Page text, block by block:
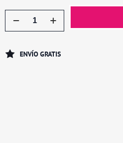
e
invasores
ENVÍO GRATIS